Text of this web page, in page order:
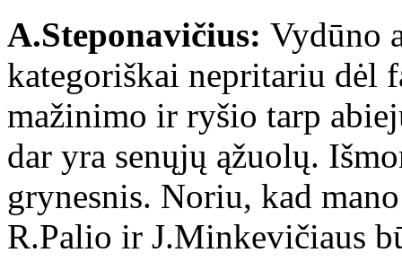
A.Steponavičius: Vydūno
kategoriškai nepritariu
mažinimo ir ryšio tarp
dar yra senųjų ąžuolų.
grynesnis. Noriu, kad
R.Palio ir J.Minkevičiaus